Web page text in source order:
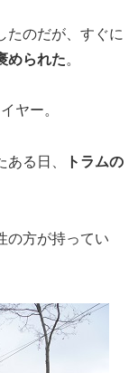
たのだが、すぐに
められた。
ヤー。
る日、
トラムの
の方が持ってい